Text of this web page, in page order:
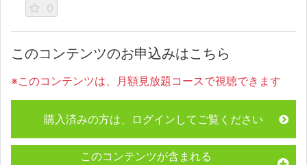
0
このコンテンツのお申込みはこちら
※このコンテンツは、月額見放題コースで視聴できます
購入済みの方は、ログインしてご覧ください
このコンテンツが含まれる